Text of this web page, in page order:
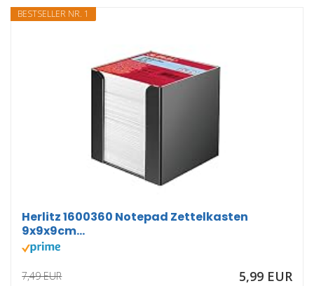
BESTSELLER NR. 1
Herlitz 1600360 Notepad Zettelkasten
9x9x9cm...
7,49 EUR 5,99 EUR